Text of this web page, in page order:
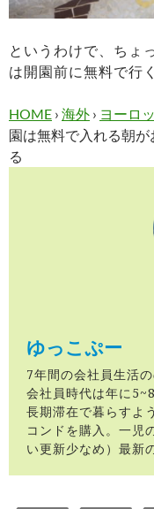
というわけで、ちょ
は開園前に無料で行
HOME › 海外 › ヨーロ
園は無料で入れる朝
る
ゆっこぷー
7年間の会社員生活
会社員時代は年に
長期滞在で暮らすよ
コンドを購入。一児
い更新少なめ）最新